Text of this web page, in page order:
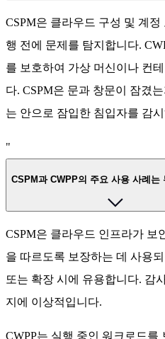
CSPM은 클라우드 구성 및 계
행 전에 문제를 탐지합니다.
를 보호하여 가상 머신이나 컨
다. CSPM은 문과 창문이 잠겼
는 안으로 잠입한 침입자를 감
"
CSPM과 CWPP의 주요 사용 사례는
CSPM은 클라우드 인프라가 보
을 따르도록 보장하는 데 사용
또는 확장 시에 유용합니다. 감
지에 이상적입니다.
CWPP는 실행 중인 워크로드를